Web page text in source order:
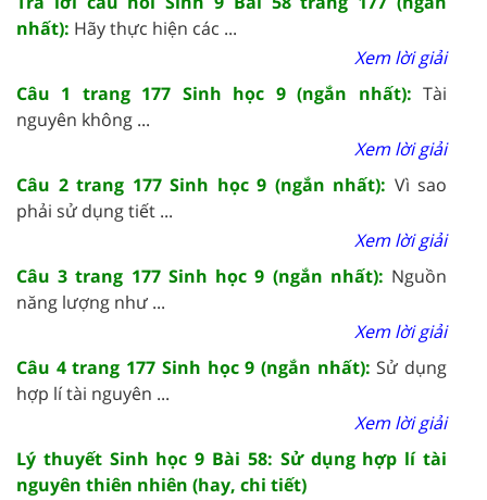
nhất): Hãy thực hiện các ...
Xem lời giải
Câu 1 trang 177 Sinh học 9 (ngắn nhất): Tài
nguyên không ...
Xem lời giải
Câu 2 trang 177 Sinh học 9 (ngắn nhất): Vì sao
phải sử dụng tiết ...
Xem lời giải
Câu 3 trang 177 Sinh học 9 (ngắn nhất): Nguồn
năng lượng như ...
Xem lời giải
Câu 4 trang 177 Sinh học 9 (ngắn nhất): Sử dụng
hợp lí tài nguyên ...
Xem lời giải
Lý thuyết Sinh học 9 Bài 58: Sử dụng hợp lí tài
nguyên thiên nhiên (hay, chi tiết)